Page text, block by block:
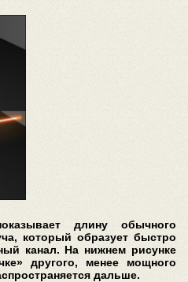
длину обычного
который образует быстро
канал. На нижнем рисунке
другого, менее мощного
дальше.